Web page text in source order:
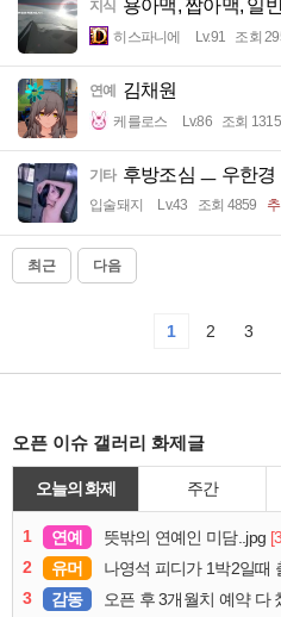
지식 용아맥, 짭아맥, 일
히스파니에 Lv.91 조회
연예 김채원
케를로스 Lv.86 조회 1315
기타 후방조심 ㅡ 우한경
입술돼지 Lv.43 조회 4859
최근 다음
1 2 3
오픈 이슈 갤러리 화제글
오늘의 화제 주간
1 연예 뜻밖의 연예인 미담..jpg
2
유머 나영석 피디가 1박2일때
3
감동 오픈 후 3개월치 예약 다